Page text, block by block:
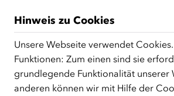
zentrale Anlaufstelle bei der Integration in
unterstützt.mehr
FacebookYouTubeInstagramLinkedIn
Über den ÖIF
Hinweis zu Cookies
Unsere Webseite verwendet
Funktionen: Zum einen sind sie
grundlegende Funktionalität unserer
anderen können wir mit Hilfe der